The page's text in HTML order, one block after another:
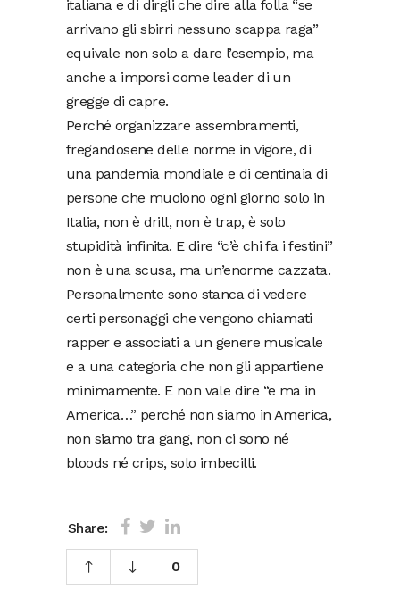
italiana e di dirgli che dire alla folla “se
arrivano gli sbirri nessuno scappa raga”
equivale non solo a dare l’esempio, ma
anche a imporsi come leader di un
gregge di capre.
Perché organizzare assembramenti,
fregandosene delle norme in vigore, di
una pandemia mondiale e di centinaia di
persone che muoiono ogni giorno solo in
Italia, non è drill, non è trap, è solo
stupidità infinita. E dire “c’è chi fa i festini”
non è una scusa, ma un’enorme cazzata.
Personalmente sono stanca di vedere
certi personaggi che vengono chiamati
rapper e associati a un genere musicale
e a una categoria che non gli appartiene
minimamente. E non vale dire “e ma in
America…” perché non siamo in America,
non siamo tra gang, non ci sono né
bloods né crips, solo imbecilli.
Share:
0